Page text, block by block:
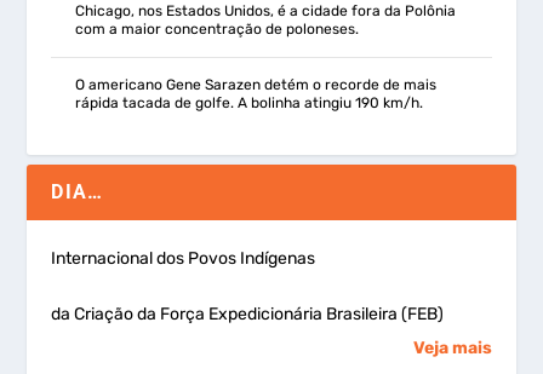
Chicago, nos Estados Unidos, é a cidade fora da Polônia
com a maior concentração de poloneses.
O americano Gene Sarazen detém o recorde de mais
rápida tacada de golfe. A bolinha atingiu 190 km/h.
DIA…
Internacional dos Povos Indígenas
da Criação da Força Expedicionária Brasileira (FEB)
Veja mais